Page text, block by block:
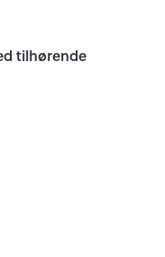
tilhørende